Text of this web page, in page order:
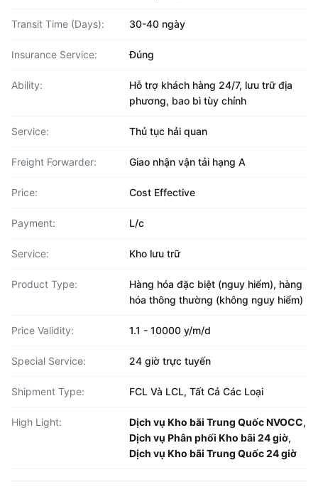
Transit Time (Days): 30-40 ngày
Insurance Service: Đúng
Ability:
Hỗ trợ khách hàng 24/7, lưu trữ địa
phương, bao bì tùy chỉnh
Service: Thủ tục hải quan
Freight Forwarder: Giao nhận vận tải hạng A
Price: Cost Effective
Payment: L/c
Service: Kho lưu trữ
Product Type:
Hàng hóa đặc biệt (nguy hiểm), hàng
hóa thông thường (không nguy hiểm)
Price Validity: 1.1 - 10000 y/m/d
Special Service: 24 giờ trực tuyến
Shipment Type: FCL Và LCL, Tất Cả Các Loại
High Light: Dịch vụ Kho bãi Trung Quốc NVOCC,
Dịch vụ Phân phối Kho bãi 24 giờ,
Dịch vụ Kho bãi Trung Quốc 24 giờ